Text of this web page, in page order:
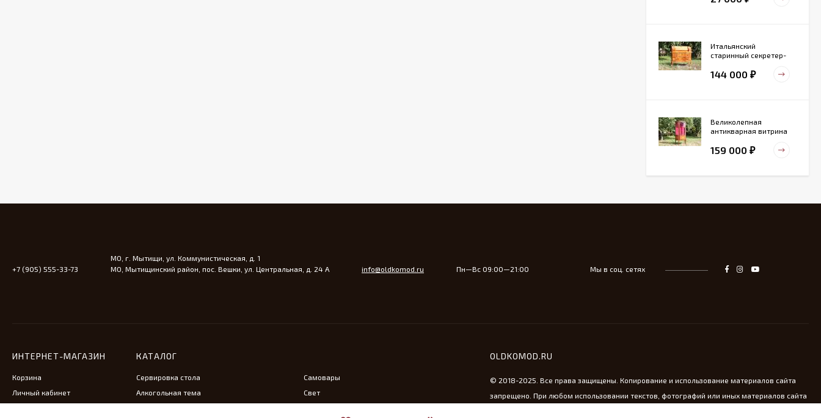
Итальянский
старинный секретер-
144 000 ₽
Великолепная
антикварная витрина
159 000 ₽
Тарелка для
13 800₽
+7 (905) 555-33-73
МО, г. Мытищи, ул. Коммунистическая, д. 1
МО, Мытищинский район, пос. Вешки, ул. Центральная, д. 24 А
info@oldkomod.ru Пн—Вс 09:00—21:00 Мы в соц. сетях
ИНТЕРНЕТ-МАГАЗИН
Корзина
Личный кабинет
КАТАЛОГ
Сервировка стола
Алкогольная тема
Самовары
Свет
OLDKOMOD.RU
© 2018-2025. Все права защищены. Копирование и использование материалов сайта
запрещено. При любом использовании текстов, фотографий или иных материалов сайта